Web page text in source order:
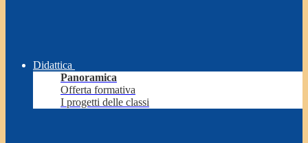
Didattica
Panoramica
Offerta formativa
I progetti delle classi